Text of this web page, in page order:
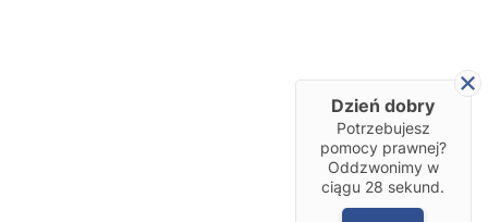
Dzień dobry
Potrzebujesz
pomocy prawnej?
Oddzwonimy w
ciągu 28 sekund.